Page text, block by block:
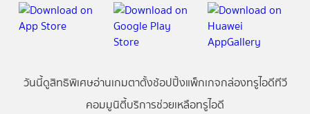
วันนี้ดูสิทธิพิเศษอ่านเกมตาตั้งช้อปปิ้งแพ็กเกจกล่องทรูไอดีทีวี
คอมมูนิตี้บริการช่วยเหลือทรูไอดี